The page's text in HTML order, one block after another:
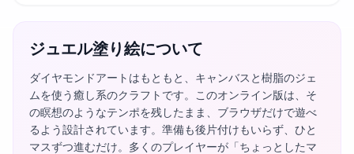
ジュエル塗り絵について
ダイヤモンドアートはもともと、キャンバスと樹脂のジェ
ムを使う癒し系のクラフトです。このオンライン版は、そ
の瞑想のようなテンポを残したまま、ブラウザだけで遊べ
るよう設計されています。準備も後片付けもいらず、ひと
マスずつ進むだけ。多くのプレイヤーが「ちょっとしたマ